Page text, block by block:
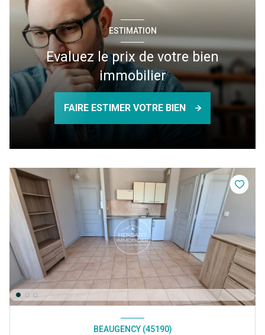
ESTIMATION
Evaluez le prix de votre bien
immobilier
FAIRE ESTIMER VOTRE BIEN
BEAUGENCY (45190)